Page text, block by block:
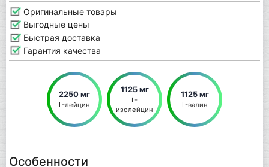
Оригинальные товары
Выгодные цены
Быстрая доставка
Гарантия качества
2250 мг
L-лейцин
1125 мг
L-
изолейцин
1125 мг
L-валин
Особенности